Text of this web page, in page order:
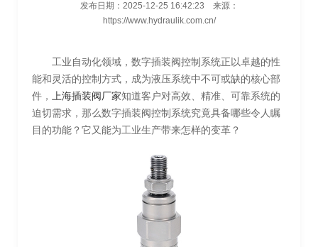
发布日期： 2025-12-25 16:42:23
来源：
https://www.hydraulik.com.cn/
工业自动化领域，数字插装阀控制系统正以卓越的性
能和灵活的控制方式，成为液压系统中不可或缺的核心部
件，
上海插装阀厂家知道客户对高效、精准、可靠系统的
迫切需求，那么数字插装阀控制系统究竟具备哪些令人瞩
目的功能？它又能为工业生产带来怎样的变革？